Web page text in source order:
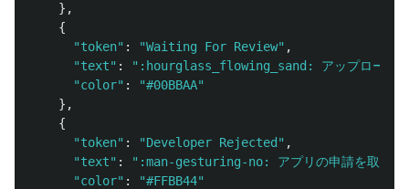
},
{
"token" : "Waiting For Review" ,
"text" : " :hourglass_flowing_sand: アップロードが
"color" : "#00BBAA"
},
{
"token" : "Developer Rejected " ,
"text" : " :man-gesturing-no: アプリの申請を取り下
"color" : "#FFBB44"